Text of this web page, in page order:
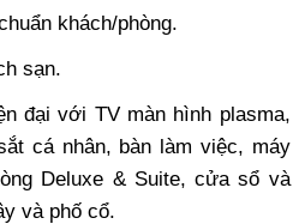
khách/phòng.
sạn.
đại với TV màn hình plasma,
cá nhân, bàn làm việc, máy
Deluxe & Suite, cửa sổ và
và phố cổ.